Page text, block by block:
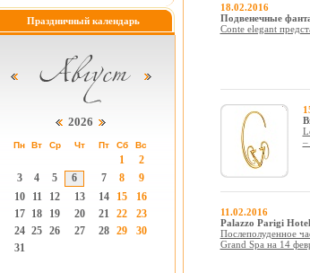
Праздничный календарь
2026
Пн Вт Ср Чт Пт Сб Вс
1
2
3
4 5 6 7 8
9
10
11 12 13 14 15
16
17
18 19 20 21 22
23
24 25 26 27 28 29
30
31
18.02.2016
Подвенечные
Conte elegant
–
11.02.2016
Palazzo Parigi
Послеполуденное
Grand Spa на 14